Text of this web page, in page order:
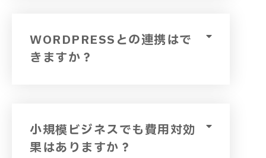
WORDPRESSとの連携はで
きますか？
小規模ビジネスでも費用対効
果はありますか？